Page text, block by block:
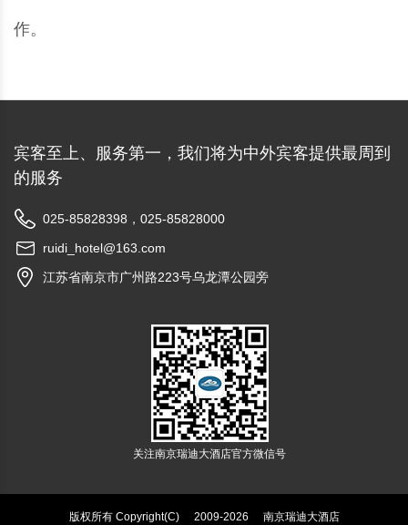
作。
宾客至上、服务第一，我们将为中外宾客提供最周到
的服务
025-85828398，025-85828000
ruidi_hotel@163.com
江苏省南京市广州路223号乌龙潭公园旁
关注南京瑞迪大酒店官方微信号
版权所有 Copyright(C) 2009-2026 南京瑞迪大酒店